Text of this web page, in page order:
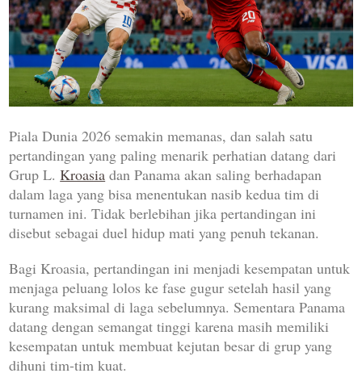
Piala Dunia 2026 semakin memanas, dan salah satu
pertandingan yang paling menarik perhatian datang dari
Grup L.Kroasia dan Panama akan saling berhadapan
dalam laga yang bisa menentukan nasib kedua tim di
turnamen ini. Tidak berlebihan jika pertandingan ini
disebut sebagai duel hidup mati yang penuh tekanan.
Bagi Kroasia, pertandingan ini menjadi kesempatan untuk
menjaga peluang lolos ke fase gugur setelah hasil yang
kurang maksimal di laga sebelumnya. Sementara Panama
datang dengan semangat tinggi karena masih memiliki
kesempatan untuk membuat kejutan besar di grup yang
dihuni tim-tim kuat.